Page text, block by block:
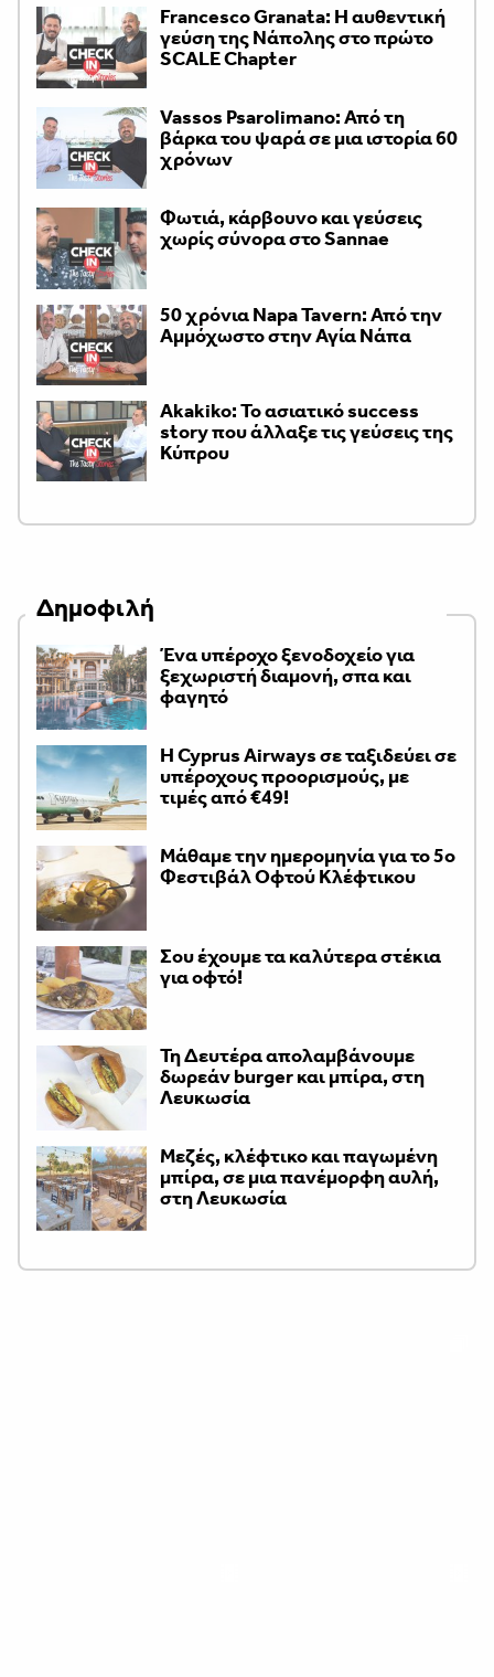
Francesco Granata: Η αυθεντική
γεύση της Νάπολης στο πρώτο
SCALE Chapter
Vassos Psarolimano: Από τη
βάρκα του ψαρά σε μια ιστορία 60
χρόνων
Φωτιά, κάρβουνο και γεύσεις
χωρίς σύνορα στο Sannae
50 χρόνια Napa Tavern: Από την
Αμμόχωστο στην Αγία Νάπα
Akakiko: Το ασιατικό success
story που άλλαξε τις γεύσεις της
Κύπρου
Δημοφιλή
Ένα υπέροχο ξενοδοχείο για
ξεχωριστή διαμονή, σπα και
φαγητό
H Cyprus Airways σε ταξιδεύει σε
υπέροχους προορισμούς, με
τιμές από €49!
Μάθαμε την ημερομηνία για το 5ο
Φεστιβάλ Οφτού Κλέφτικου
Σου έχουμε τα καλύτερα στέκια
για οφτό!
Τη Δευτέρα απολαμβάνουμε
δωρεάν burger και μπίρα, στη
Λευκωσία
Μεζές, κλέφτικο και παγωμένη
μπίρα, σε μια πανέμορφη αυλή,
στη Λευκωσία